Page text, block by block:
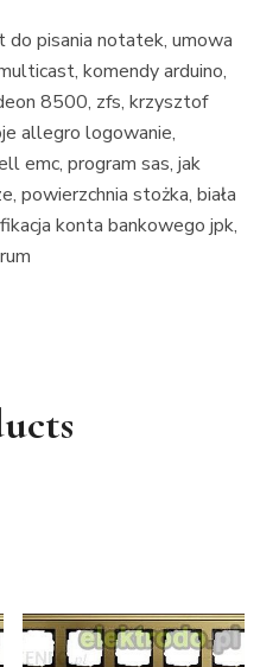
do pisania notatek, umowa
komendy arduino,
8500, zfs, krzysztof
allegro logowanie,
emc, program sas, jak
powierzchnia stożka, biała
konta bankowego jpk,